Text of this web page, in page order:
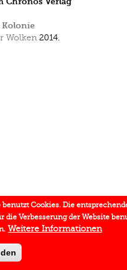
Kolonie
Wolken 2014.
benutzt Cookies. Die
die Verbesserung der Website
Weitere Informationen